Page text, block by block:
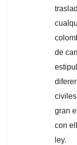
de
gran
con
ley.